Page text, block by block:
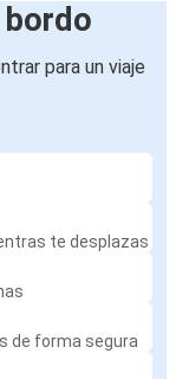
para un viaje
te desplazas
de forma segura